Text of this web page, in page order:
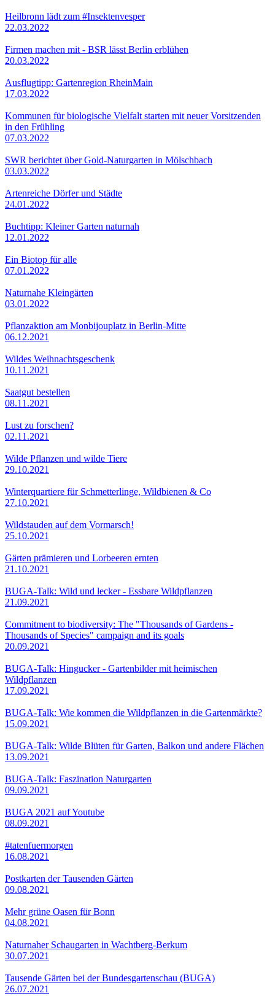
Heilbronn lädt zum #Insektenvesper
22.03.2022
Firmen machen mit - BSR lässt Berlin erblühen
20.03.2022
Ausflugtipp: Gartenregion RheinMain
17.03.2022
Kommunen für biologische Vielfalt starten mit neuer Vorsitzenden
in den Frühling
07.03.2022
SWR berichtet über Gold-Naturgarten in Mölschbach
03.03.2022
Artenreiche Dörfer und Städte
24.01.2022
Buchtipp: Kleiner Garten naturnah
12.01.2022
Ein Biotop für alle
07.01.2022
Naturnahe Kleingärten
03.01.2022
Pflanzaktion am Monbijouplatz in Berlin-Mitte
06.12.2021
Wildes Weihnachtsgeschenk
10.11.2021
Saatgut bestellen
08.11.2021
Lust zu forschen?
02.11.2021
Wilde Pflanzen und wilde Tiere
29.10.2021
Winterquartiere für Schmetterlinge, Wildbienen & Co
27.10.2021
Wildstauden auf dem Vormarsch!
25.10.2021
Gärten prämieren und Lorbeeren ernten
21.10.2021
BUGA-Talk: Wild und lecker - Essbare Wildpflanzen
21.09.2021
Commitment to biodiversity: The "Thousands of Gardens -
Thousands of Species" campaign and its goals
20.09.2021
BUGA-Talk: Hingucker - Gartenbilder mit heimischen
Wildpflanzen
17.09.2021
BUGA-Talk: Wie kommen die Wildpflanzen in die Gartenmärkte?
15.09.2021
BUGA-Talk: Wilde Blüten für Garten, Balkon und andere Flächen
13.09.2021
BUGA-Talk: Faszination Naturgarten
09.09.2021
BUGA 2021 auf Youtube
08.09.2021
#tatenfuermorgen
16.08.2021
Postkarten der Tausenden Gärten
09.08.2021
Mehr grüne Oasen für Bonn
04.08.2021
Naturnaher Schaugarten in Wachtberg-Berkum
30.07.2021
Tausende Gärten bei der Bundesgartenschau (BUGA)
26.07.2021